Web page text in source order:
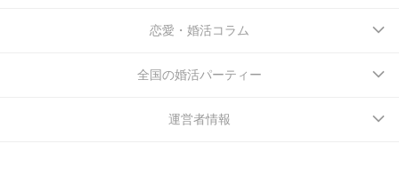
恋愛・婚活コラム
全国の婚活パーティー
運営者情報